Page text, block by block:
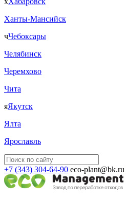
Ханты-Мансийск
чЧебоксары
Челябинск
Черемхово
Чита
яЯкутск
Ялта
Ярославль
+7 (343) 304-64-90 eco-plant@bk.ru